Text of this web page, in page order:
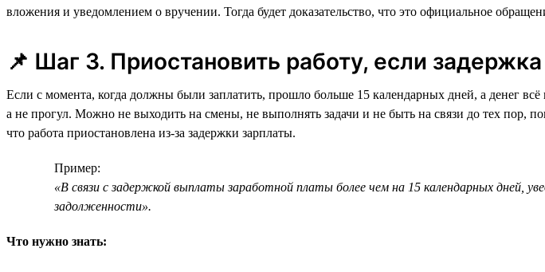
вложения и уведомлением о вручении. Тогда будет доказательство, что это официальное
📌 Шаг 3. Приостановить работу, если задержка
Если с момента, когда должны были заплатить, прошло больше 15 календарных дней, а денег
а не прогул. Можно не выходить на смены, не выполнять задачи и не быть на связи до тех пор,
что работа приостановлена из-за задержки зарплаты.
Пример:
«В связи с задержкой выплаты заработной платы более чем на 15 календарных дней,
задолженности».
Что нужно знать: